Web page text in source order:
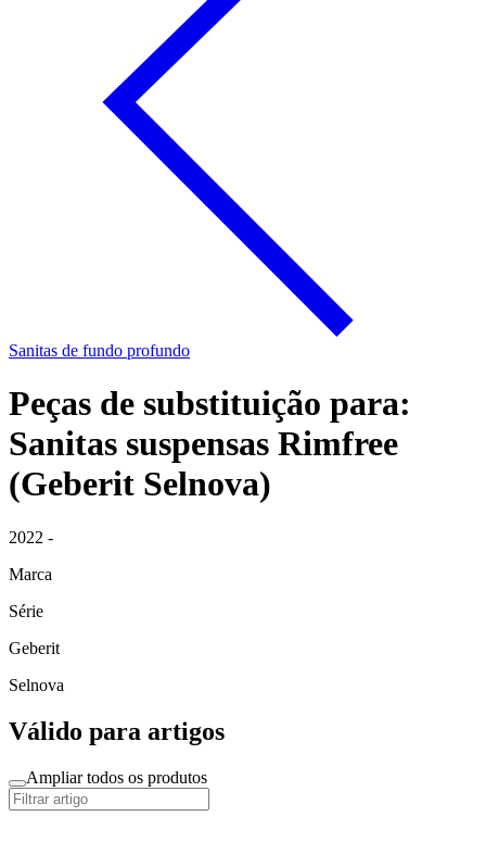
Sanitas de fundo profundo
Peças de substituição para:
Sanitas suspensas Rimfree
(Geberit Selnova)
2022 -
Marca
Série
Geberit
Selnova
Válido para artigos
Ampliar todos os produtos